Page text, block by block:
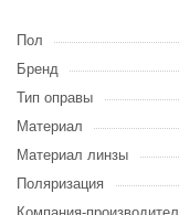
Пол
Бренд
Тип оправы
Материал
Материал линзы
Поляризация